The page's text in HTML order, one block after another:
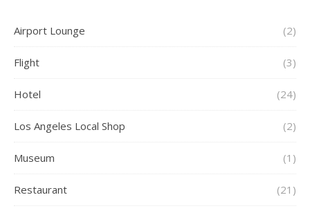
Airport Lounge (2)
Flight (3)
Hotel (24)
Los Angeles Local Shop (2)
Museum (1)
Restaurant (21)